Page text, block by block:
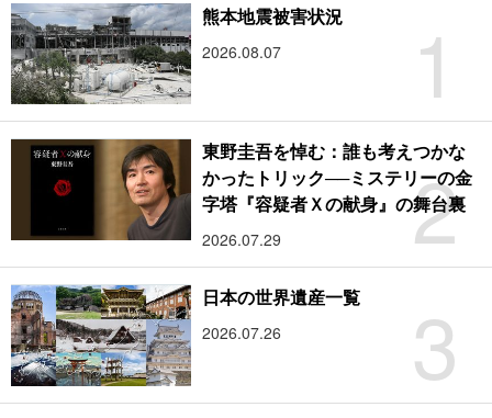
1
熊本地震被害状況
2026.08.07
2
東野圭吾を悼む：誰も考えつかな
かったトリック──ミステリーの金
字塔『容疑者Ｘの献身』の舞台裏
2026.07.29
3
日本の世界遺産一覧
2026.07.26